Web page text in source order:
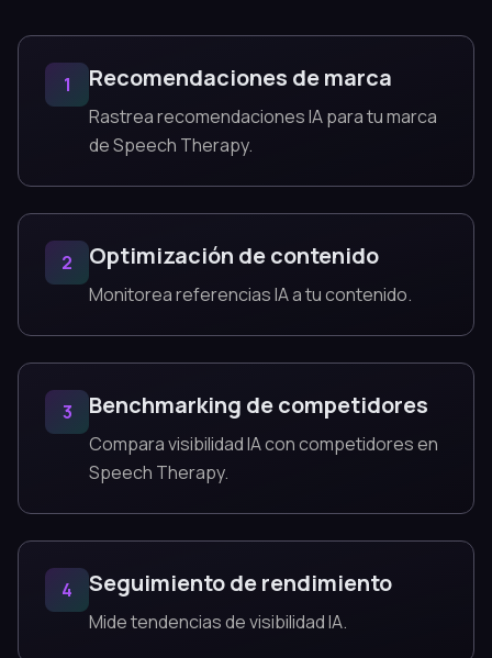
1 Recomendaciones de marca
Rastrea recomendaciones IA para tu marca
de Speech Therapy.
2 Optimización de contenido
Monitorea referencias IA a tu contenido.
3 Benchmarking de competidores
Compara visibilidad IA con competidores en
Speech Therapy.
4 Seguimiento de rendimiento
Mide tendencias de visibilidad IA.